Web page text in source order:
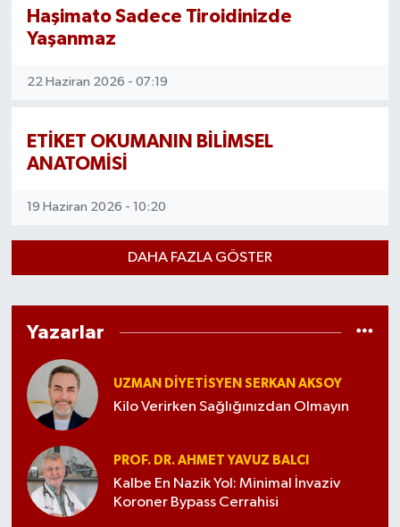
Haşimato Sadece Tiroidinizde
Yaşanmaz
22 Haziran 2026 - 07:19
ETİKET OKUMANIN BİLİMSEL
ANATOMİSİ
19 Haziran 2026 - 10:20
DAHA FAZLA GÖSTER
Yazarlar
UZMAN DIYETISYEN SERKAN AKSOY
Kilo Verirken Sağlığınızdan Olmayın
PROF. DR. AHMET YAVUZ BALCI
Kalbe En Nazik Yol: Minimal İnvaziv
Koroner Bypass Cerrahisi